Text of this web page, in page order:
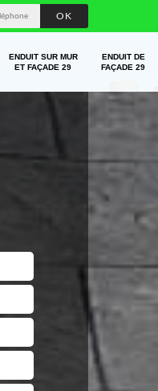
ENDUIT SUR MUR
ET FAÇADE 29
ENDUIT DE
FAÇADE 29